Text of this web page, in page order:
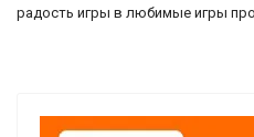
радость игры в любимые игры